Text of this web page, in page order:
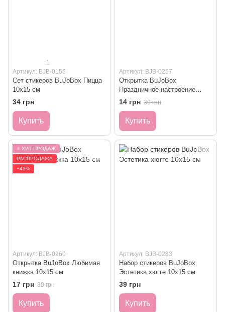
1
Артикул: BJB-0155
Сет стикеров BuJoBox Пицца
10х15 см
34 грн
Купить
Артикул: BJB-0257
Открытка BuJoBox
Праздничное настроение
10х15 см
14 грн 30 грн
Купить
⭐ ХИТ ПРОДАЖ
РАСПРОДАЖА
−43%
Артикул: BJB-0260
Открытка BuJoBox Любимая
книжка 10х15 см
17 грн 30 грн
Купить
Артикул: BJB-0283
Набор стикеров BuJoBox
Эстетика хюгге 10х15 см
39 грн
Купить